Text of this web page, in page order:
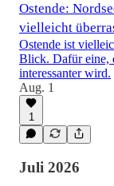
Ostende:
vielleicht
Ostende ist
Blick. Dafür eine,
interessanter wird.
Aug. 1
1
Juli 2026